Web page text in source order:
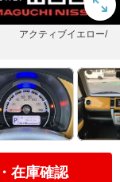
アクティブイエロー/
在庫確認